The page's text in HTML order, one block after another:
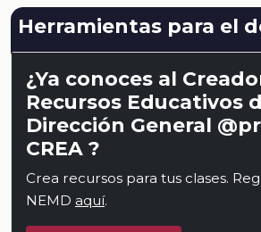
Herramientas para el
¿Ya conoces al
Recursos Educativos
Dirección General
CREA ?
Crea recursos para tus clases.
NEMD aquí.